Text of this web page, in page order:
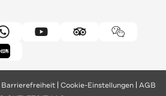
Barrierefreiheit Cookie-Einstellungen AGB